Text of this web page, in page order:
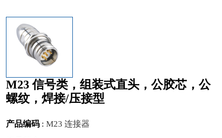
M23 信号类，组装式直头，公胶芯，公
螺纹，焊接/压接型
产品编码 : M23 连接器